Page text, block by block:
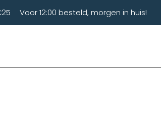
Voor 12:00 besteld, morgen in huis!